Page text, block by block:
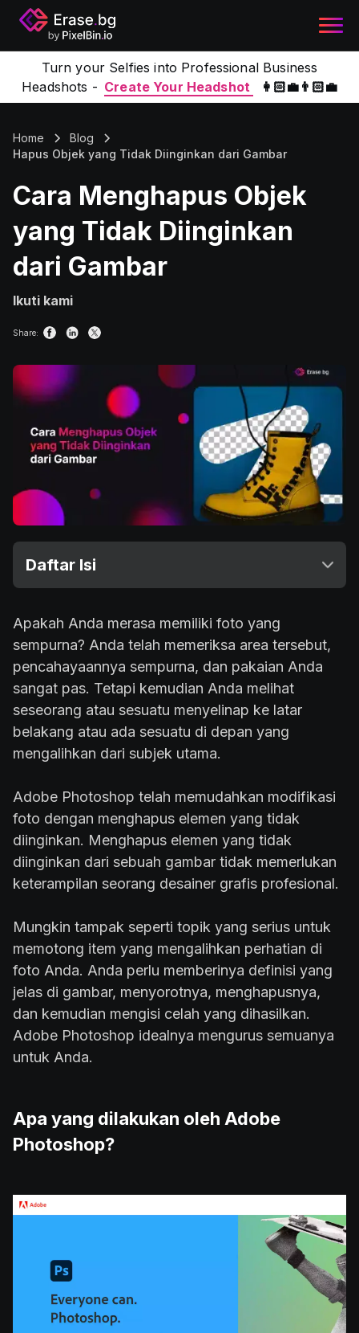
Turn your Selfies into Professional Business
Headshots - Create Your Headshot 👩🏻‍💼👨🏻‍💼
Home
Blog
Hapus Objek yang Tidak Diinginkan dari Gambar
Cara Menghapus Objek
yang Tidak Diinginkan
dari Gambar
Ikuti kami
Share:
Daftar Isi
Apakah Anda merasa memiliki foto yang
sempurna? Anda telah memeriksa area tersebut,
pencahayaannya sempurna, dan pakaian Anda
sangat pas. Tetapi kemudian Anda melihat
seseorang atau sesuatu menyelinap ke latar
belakang atau ada sesuatu di depan yang
mengalihkan dari subjek utama.
Adobe Photoshop telah memudahkan modifikasi
foto dengan menghapus elemen yang tidak
diinginkan. Menghapus elemen yang tidak
diinginkan dari sebuah gambar tidak memerlukan
keterampilan seorang desainer grafis profesional.
Mungkin tampak seperti topik yang serius untuk
memotong item yang mengalihkan perhatian di
foto Anda. Anda perlu memberinya definisi yang
jelas di gambar, menyorotnya, menghapusnya,
dan kemudian mengisi celah yang dihasilkan.
Adobe Photoshop idealnya mengurus semuanya
untuk Anda.
Apa yang dilakukan oleh Adobe
Photoshop?